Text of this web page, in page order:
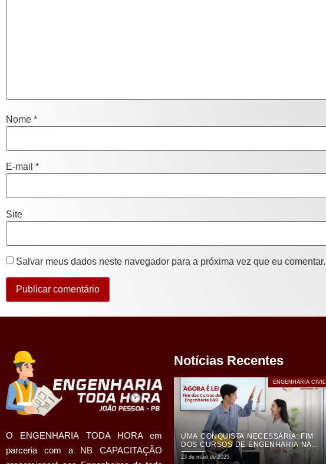
Nome *
E-mail *
Site
Salvar meus dados neste navegador para a próxima vez que eu comentar.
O ENGENHARIA TODA HORA em
parceria com a NB CAPACITAÇÃO
Notícias Recentes
ENGENHARIA CIVIL
UMA CONQUISTA NECESSÁRIA: FIM
DOS CURSOS DE ENGENHARIA NA
MODALIDADE EAD
23 de maio de 2025